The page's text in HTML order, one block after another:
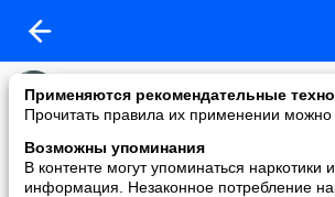
Применяются рекомендательные
Прочитать правила их применении можно
Возможны упоминания
В контенте могут упоминаться наркотики
информация. Незаконное потребление
наталья
added a photo
19 Oct в 18:48